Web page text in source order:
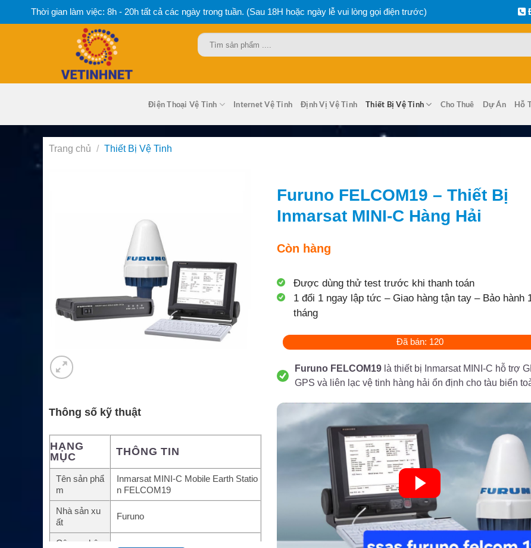
Thời gian làm việc: 8h - 20h tất cả các ngày trong tuần. (Sau 18H hoặc ngày lễ vui lòng gọi điện trước)
Tìm
kiếm:
Điện Thoại Vệ Tinh Internet Vệ Tinh Định Vị Vệ Tinh Thiết Bị Vệ Tinh Cho Thuê Dự Án Hỗ
Trang chủ / Thiết Bị Vệ Tinh
Thông số kỹ thuật
HẠNG
MỤC
THÔNG TIN
Tên sản phẩ
m
Inmarsat MINI-C Mobile Earth Statio
n FELCOM19
Nhà sản xu
ất
Furuno
Công nghệ
Furuno FELCOM19 – Thiết Bị
Inmarsat MINI-C Hàng Hải
Còn hàng
Được dùng thử test trước khi thanh toán
1 đổi 1 ngay lập tức – Giao hàng tận tay – Bảo hành
tháng
Đã bán: 120
Furuno FELCOM19là thiết bị Inmarsat MINI-C hỗ trợ
GPS và liên lạc vệ tinh hàng hải ổn định cho tàu biển